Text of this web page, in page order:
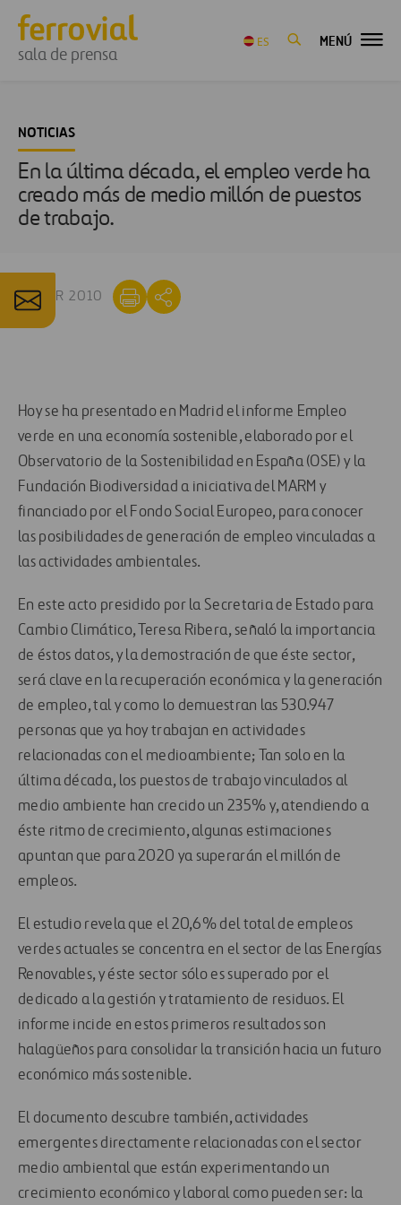
sala de prensa
ES MENÚ
NOTICIAS
En la última década, el empleo verde ha
creado más de medio millón de puestos
de trabajo.
23 ABR 2010
Hoy se ha presentado en Madrid el informe Empleo
verde en una economía sostenible, elaborado por el
Observatorio de la Sostenibilidad en España (OSE) y la
Fundación Biodiversidad a iniciativa del MARM y
financiado por el Fondo Social Europeo, para conocer
las posibilidades de generación de empleo vinculadas a
las actividades ambientales.
En este acto presidido por la Secretaria de Estado para
Cambio Climático, Teresa Ribera, señaló la importancia
de éstos datos, y la demostración de que éste sector,
será clave en la recuperación económica y la generación
de empleo, tal y como lo demuestran las 530.947
personas que ya hoy trabajan en actividades
relacionadas con el medioambiente; Tan solo en la
última década, los puestos de trabajo vinculados al
medio ambiente han crecido un 235% y, atendiendo a
éste ritmo de crecimiento, algunas estimaciones
apuntan que para 2020 ya superarán el millón de
empleos.
El estudio revela que el 20,6% del total de empleos
verdes actuales se concentra en el sector de las Energías
Renovables, y éste sector sólo es superado por el
dedicado a la gestión y tratamiento de residuos. El
informe incide en estos primeros resultados son
halagüeños para consolidar la transición hacia un futuro
económico más sostenible.
El documento descubre también, actividades
emergentes directamente relacionadas con el sector
medio ambiental que están experimentando un
crecimiento económico y laboral como pueden ser: la